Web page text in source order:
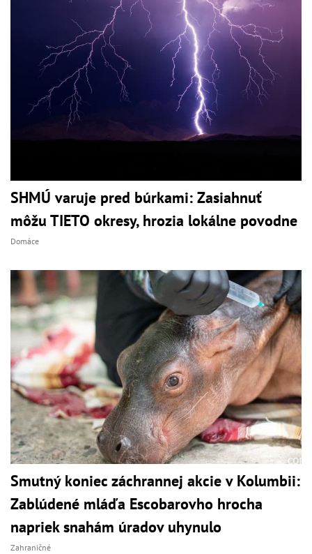
SHMÚ varuje pred búrkami: Zasiahnuť
môžu TIETO okresy, hrozia lokálne povodne
Domáce
Smutný koniec záchrannej akcie v Kolumbii:
Zablúdené mláďa Escobarovho hrocha
napriek snahám úradov uhynulo
Zahraničné